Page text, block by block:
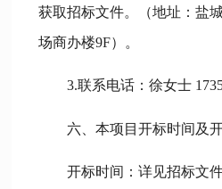
获取招标文件。（地址：盐
场商办楼9F）。
3.联系电话：徐女士
六、本项目开标时间及
开标时间：详见招标文件